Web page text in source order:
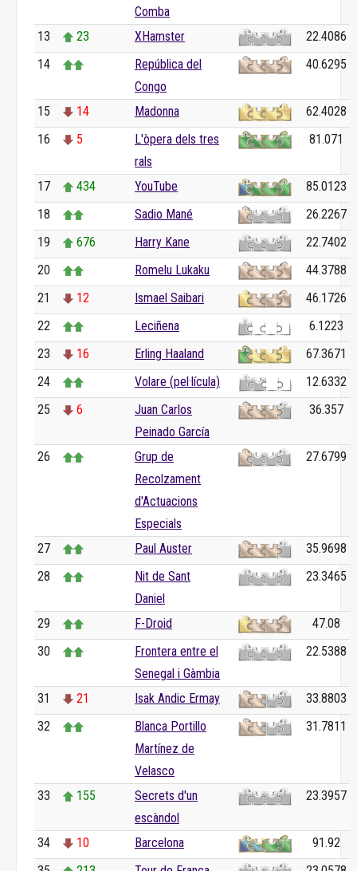
Comba
13 23 XHamster
22.4086
14
República del
Congo
40.6295
15 14 Madonna
62.4028
16
5
L'òpera dels tres
rals
81.071
17 434 YouTube
85.0123
18
Sadio Mané
26.2267
19
676 Harry Kane
22.7402
20
Romelu Lukaku
44.3788
21
12 Ismael Saibari
46.1726
22
Leciñena
6.1223
23
16 Erling Haaland
67.3671
24
Volare (pel·lícula)
12.6332
25
6
Juan Carlos
Peinado García
36.357
26
Grup de
Recolzament
d'Actuacions
Especials
27.6799
27 Paul Auster
35.9698
28
Nit de Sant
Daniel
23.3465
29 F-Droid
47.08
30
Frontera entre el
Senegal i Gàmbia
22.5388
31 21 Isak Andic Ermay
33.8803
32
Blanca Portillo
Martínez de
Velasco
31.7811
33 155
Secrets d'un
escàndol
23.3957
34 10 Barcelona
91.92